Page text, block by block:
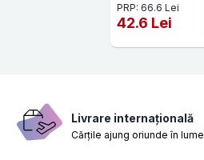
PRP: 66.6 Lei
42.6 Lei
Livrare internațională
Cărțile ajung oriunde în lume